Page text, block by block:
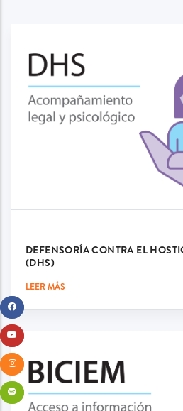
DEFENSORÍA CONTRA EL
(DHS)
LEER MÁS